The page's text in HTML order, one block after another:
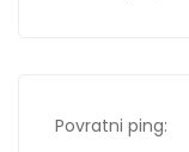
Povratni ping: